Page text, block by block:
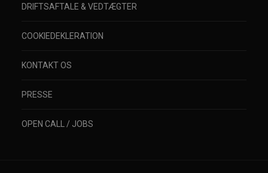
DRIFTSAFTALE & VEDTÆGTER
COOKIEDEKLERATION
KONTAKT OS
PRESSE
OPEN CALL / JOBS